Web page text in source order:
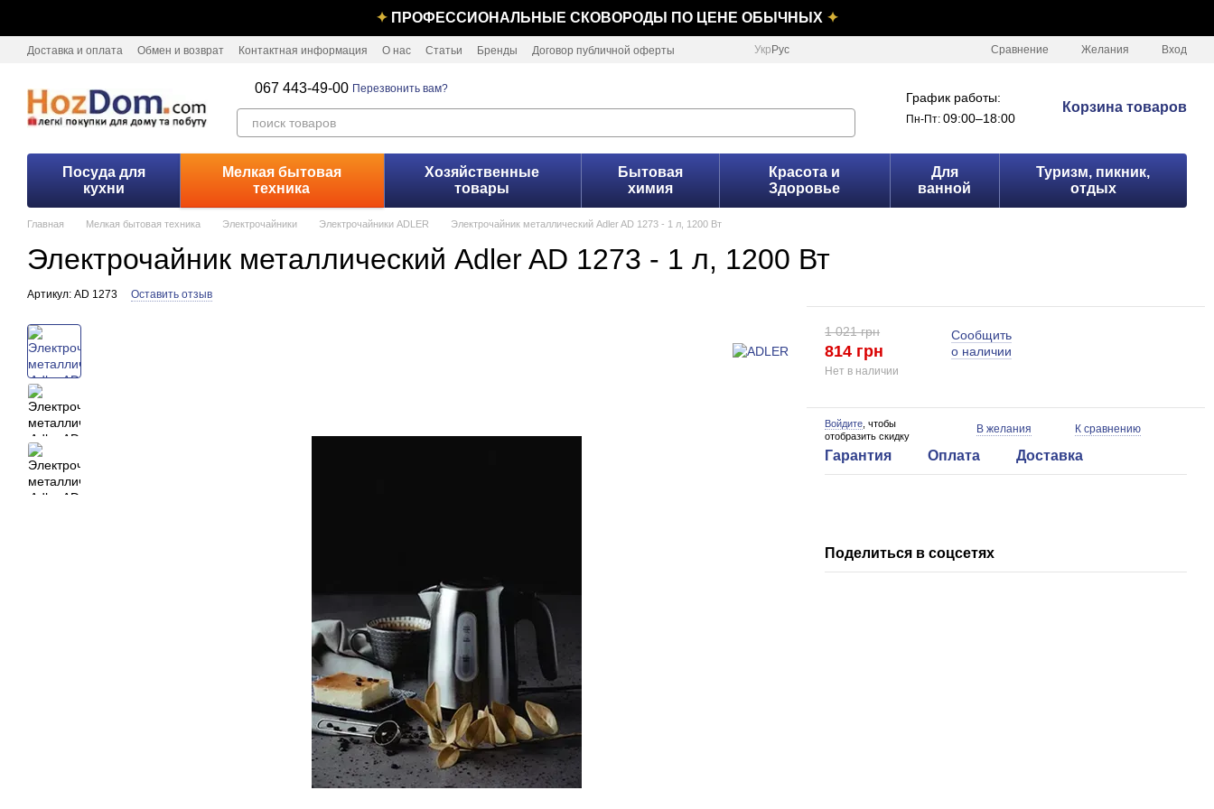
✦ ПРОФЕССИОНАЛЬНЫЕ СКОВОРОДЫ ПО ЦЕНЕ ОБЫЧНЫХ ✦
Доставка и оплата Обмен и возврат Контактная информация О нас Статьи Бренды Договор публичной оферты Укр Рус Сравнение Желания Вход
067 443-49-00 Перезвонить вам?
График работы:
Пн-Пт: 09:00–18:00
Корзина товаров
Посуда для
кухни
Мелкая бытовая
техника
Хозяйственные
товары
Бытовая
химия
Красота и
Здоровье
Для
ванной
Туризм, пикник,
отдых
Главная Мелкая бытовая техника Электрочайники Электрочайники ADLER Электрочайник металлический Adler AD 1273 - 1 л, 1200 Вт
Электрочайник металлический Adler AD 1273 - 1 л, 1200 Вт
Артикул: AD 1273 Оставить отзыв
1 021 грн
814 грн
Нет в наличии
Сообщить
о наличии
Войдите , чтобы
отобразить скидку
В желания К сравнению
Гарантия Оплата Доставка
Поделиться в соцсетях